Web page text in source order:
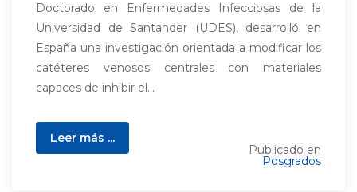
Doctorado en Enfermedades Infecciosas de la
Universidad de Santander (UDES), desarrolló en
España una investigación orientada a modificar los
catéteres venosos centrales con materiales
capaces de inhibir el...
Leer más ...
Publicado en
Posgrados